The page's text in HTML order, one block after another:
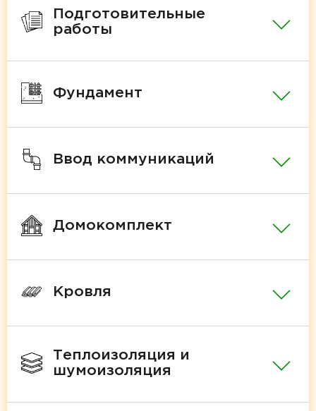
Подготовительные
работы
Фундамент
Ввод коммуникаций
Домокомплект
Кровля
Теплоизоляция и
шумоизоляция